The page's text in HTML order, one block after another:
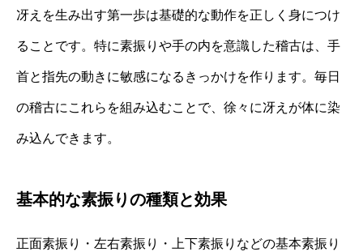
冴えを生み出す第一歩は基礎的な動作を正しく身につけ
ることです。特に素振りや手の内を意識した稽古は、手
首と指先の動きに敏感になるきっかけを作ります。毎日
の稽古にこれらを組み込むことで、徐々に冴えが体に染
み込んできます。
基本的な素振りの種類と効果
正面素振り・左右素振り・上下素振りなどの基本素振り